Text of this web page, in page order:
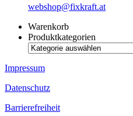
webshop@fixkraft.at
Warenkorb
Produktkategorien
Impressum
Datenschutz
Barrierefreiheit